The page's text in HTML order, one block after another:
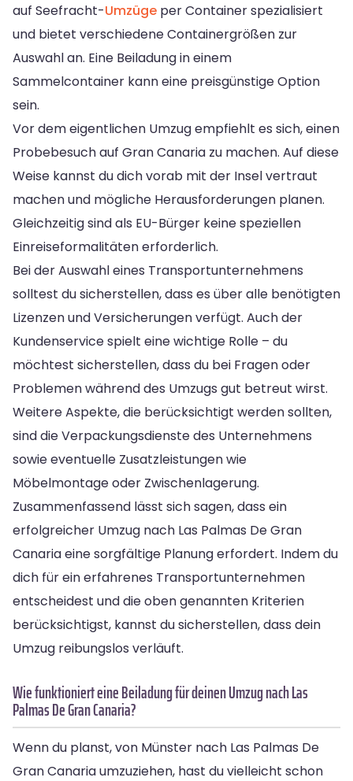
auf Seefracht-Umzüge per Container spezialisiert
und bietet verschiedene Containergrößen zur
Auswahl an. Eine Beiladung in einem
Sammelcontainer kann eine preisgünstige Option
sein.
Vor dem eigentlichen Umzug empfiehlt es sich, einen
Probebesuch auf Gran Canaria zu machen. Auf diese
Weise kannst du dich vorab mit der Insel vertraut
machen und mögliche Herausforderungen planen.
Gleichzeitig sind als EU-Bürger keine speziellen
Einreiseformalitäten erforderlich.
Bei der Auswahl eines Transportunternehmens
solltest du sicherstellen, dass es über alle benötigten
Lizenzen und Versicherungen verfügt. Auch der
Kundenservice spielt eine wichtige Rolle – du
möchtest sicherstellen, dass du bei Fragen oder
Problemen während des Umzugs gut betreut wirst.
Weitere Aspekte, die berücksichtigt werden sollten,
sind die Verpackungsdienste des Unternehmens
sowie eventuelle Zusatzleistungen wie
Möbelmontage oder Zwischenlagerung.
Zusammenfassend lässt sich sagen, dass ein
erfolgreicher Umzug nach Las Palmas De Gran
Canaria eine sorgfältige Planung erfordert. Indem du
dich für ein erfahrenes Transportunternehmen
entscheidest und die oben genannten Kriterien
berücksichtigst, kannst du sicherstellen, dass dein
Umzug reibungslos verläuft.
Wie funktioniert eine Beiladung für deinen Umzug nach Las
Palmas De Gran Canaria?
Wenn du planst, von Münster nach Las Palmas De
Gran Canaria umzuziehen, hast du vielleicht schon